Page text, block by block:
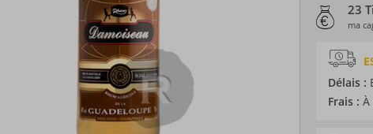
23
ma
Délais :
Frais : À